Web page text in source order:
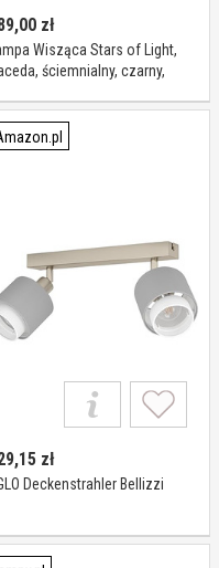
zł
Wisząca Stars of Light,
ściemnialny, czarny,
zł
Deckenstrahler Bellizzi